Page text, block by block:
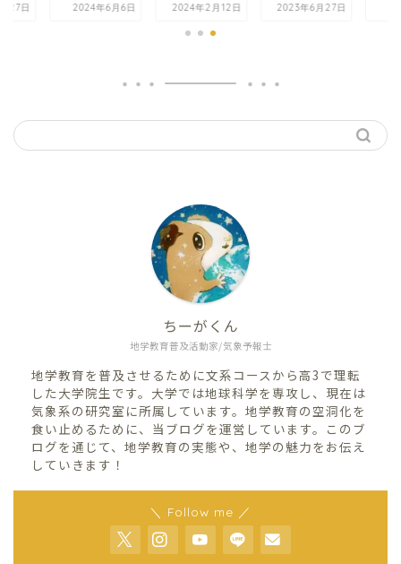
27日 2024年6月6日 2024年2月12日 2023年6月27日
地学教育普及活動家/気象予報士
ちーがくん
地学教育を普及させるために文系コースから高3で理転
した大学院生です。大学では地球科学を専攻し、現在は
気象系の研究室に所属しています。地学教育の空洞化を
食い止めるために、当ブログを運営しています。このブ
ログを通じて、地学教育の実態や、地学の魅力をお伝え
していきます！
＼ Follow me ／